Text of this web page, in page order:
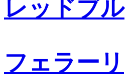
レッドブル
フェラーリ